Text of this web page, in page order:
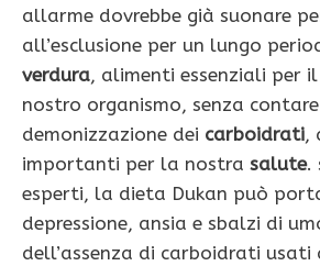
allarme dovrebbe già suonare
all’esclusione per un lungo
verdura, alimenti essenziali per il
nostro organismo, senza
demonizzazione dei carboidrati,
importanti per la nostra salute.
esperti, la dieta Dukan può
depressione, ansia e sbalzi di
dell’assenza di carboidrati